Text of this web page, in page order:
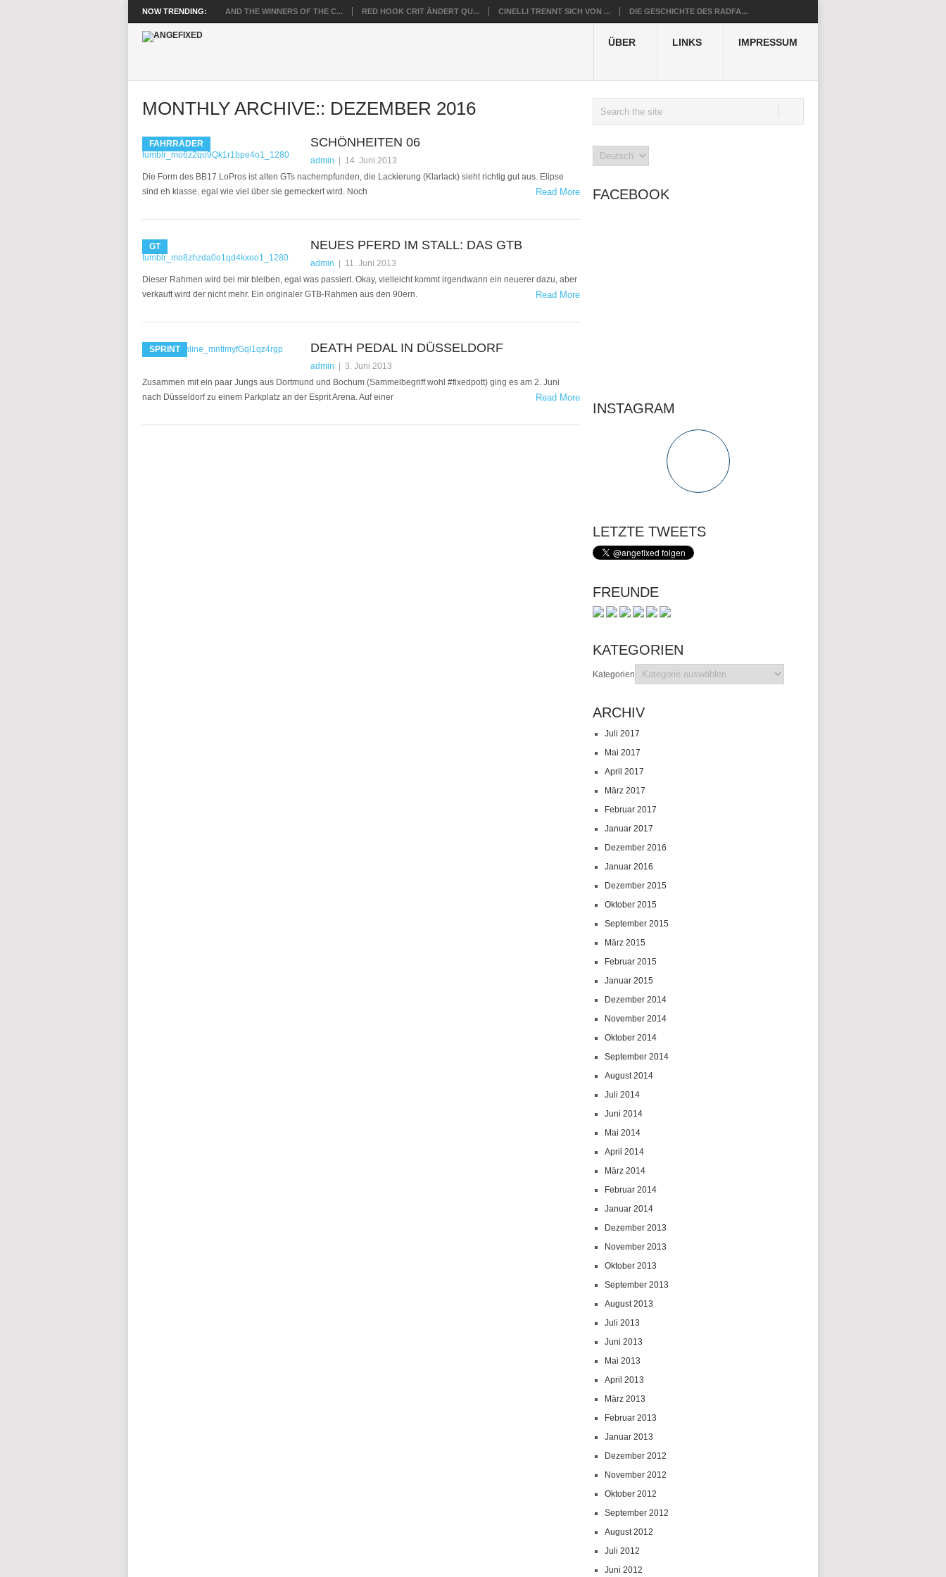
NOW TRENDING: AND THE WINNERS OF THE C... RED HOOK CRIT ÄNDERT QU... CINELLI TRENNT SICH VON ... DIE GESCHICHTE DES RADFA...
ÜBER LINKS IMPRESSUM
MONTHLY ARCHIVE:: DEZEMBER 2016
FAHRRÄDER SCHÖNHEITEN 06
admin
14. Juni 2013
Die Form des BB17 LoPros ist alten GTs nachempfunden, die Lackierung (Klarlack) sieht richtig gut aus. Elipse
sind eh klasse, egal wie viel über sie gemeckert wird. Noch
Read More
GT NEUES PFERD IM STALL: DAS GTB
admin
11. Juni 2013
Dieser Rahmen wird bei mir bleiben, egal was passiert. Okay, vielleicht kommt irgendwann ein neuerer dazu, aber
verkauft wird der nicht mehr. Ein originaler GTB-Rahmen aus den 90ern.
Read More
SPRINT DEATH PEDAL IN DÜSSELDORF
admin
3. Juni 2013
Zusammen mit ein paar Jungs aus Dortmund und Bochum (Sammelbegriff wohl #fixedpott) ging es am 2. Juni
nach Düsseldorf zu einem Parkplatz an der Esprit Arena. Auf einer
Read More
FACEBOOK
INSTAGRAM
LETZTE TWEETS
FREUNDE
KATEGORIEN
Kategorien
ARCHIV
Juli 2017
Mai 2017
April 2017
März 2017
Februar 2017
Januar 2017
Dezember 2016
Januar 2016
Dezember 2015
Oktober 2015
September 2015
März 2015
Februar 2015
Januar 2015
Dezember 2014
November 2014
Oktober 2014
September 2014
August 2014
Juli 2014
Juni 2014
Mai 2014
April 2014
März 2014
Februar 2014
Januar 2014
Dezember 2013
November 2013
Oktober 2013
September 2013
August 2013
Juli 2013
Juni 2013
Mai 2013
April 2013
März 2013
Februar 2013
Januar 2013
Dezember 2012
November 2012
Oktober 2012
September 2012
August 2012
Juli 2012
Juni 2012